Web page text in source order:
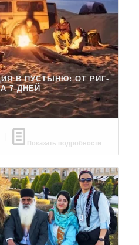
В ПУСТЫНЮ: ОТ РИГ-
7 ДНЕЙ
Показать подробности